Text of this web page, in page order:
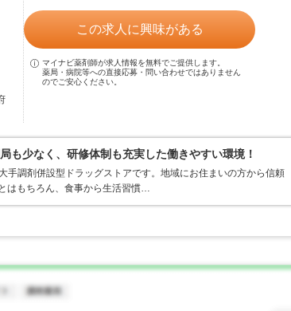
この求人に興味がある
マイナビ薬剤師が求人情報を無料でご提供します。
薬局・病院等への直接応募・問い合わせではありません
のでご安心ください。
も少なく、研修体制も充実した働きやすい環境！
調剤併設型ドラッグストアです。地域にお住まいの方から信頼
はもちろん、食事から生活習慣…